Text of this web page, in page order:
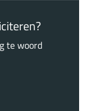
te woord